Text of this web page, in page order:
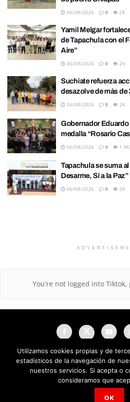
06/08/2026 0 2K
Yamil Melgar
de Tapachula con el
Aire”
06/08/2026 0 2K
Suchiate refuerza
desazolve de más de
06/08/2026 0 2K
Gobernador
medalla “Rosario
06/08/2026 0 1.9K
Tapachula se suma
Desarme, Sí a la Paz”
06/08/2026 0 2K
You're not logged into Tiktok,
NAU Noticias A Tiempo
Utilizamos cookies propias y de
estadísticos de la navegación de
nuestros servicios. Si acepta o
consideramos que
OK